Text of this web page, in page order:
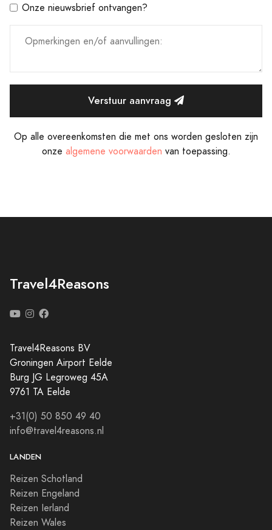
Onze nieuwsbrief ontvangen?
Verstuur aanvraag
Op alle overeenkomsten die met ons worden gesloten zijn
onze algemene voorwaarden van toepassing.
Travel4Reasons
Travel4Reasons BV
Groningen Airport Eelde
Burg JG Legroweg 45A
9761 TA Eelde
+31(0) 50 850 49 40
info@travel4reasons.nl
LANDEN
Reizen Schotland
Reizen Engeland
Reizen Ierland
Reizen Wales